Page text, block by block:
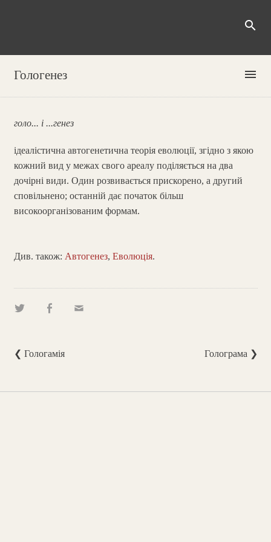
search
Гологенез menu
голо... і ...генез
ідеалістична автогенетична теорія еволюції, згідно з якою
кожний вид у межах свого ареалу поділяється на два
дочірні види. Один розвивається прискорено, а другий
сповільнено; останній дає початок більш
високоорганізованим формам.
Див. також: Автогенез, Еволюція.
❮ Гологамія Голограма ❯